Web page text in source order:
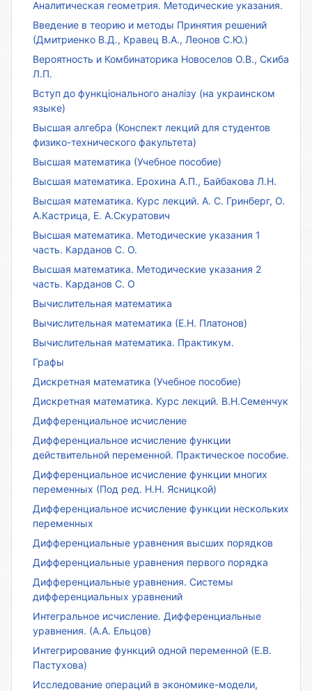
Аналитическая геометрия. Методические указания.
Введение в теорию и методы Принятия решений
(Дмитриенко В.Д., Кравец В.А., Леонов С.Ю.)
Вероятность и Комбинаторика Новоселов О.В., Скиба
Л.П.
Вступ до функціонального аналізу (на украинском
языке)
Высшая алгебра (Конспект лекций для студентов
физико-технического факультета)
Высшая математика (Учебное пособие)
Высшая математика. Ерохина А.П., Байбакова Л.Н.
Высшая математика. Курс лекций. А. С. Гринберг, О.
А.Кастрица, Е. А.Скуратович
Высшая математика. Методические указания 1
часть. Карданов С. О.
Высшая математика. Методические указания 2
часть. Карданов С. О
Вычислительная математика
Вычислительная математика (Е.Н. Платонов)
Вычислительная математика. Практикум.
Графы
Дискретная математика (Учебное пособие)
Дискретная математика. Курс лекций. В.Н.Семенчук
Дифференциальное исчисление
Дифференциальное исчисление функции
действительной переменной. Практическое пособие.
Дифференциальное исчисление функции многих
переменных (Под ред. Н.Н. Ясницкой)
Дифференциальное исчисление функции нескольких
переменных
Дифференциальные уравнения высших порядков
Дифференциальные уравнения первого порядка
Дифференциальные уравнения. Системы
дифференциальных уравнений
Интегральное исчисление. Дифференциальные
уравнения. (А.А. Ельцов)
Интегрирование функций одной переменной (Е.В.
Пастухова)
Исследование операций в экономике-модели,